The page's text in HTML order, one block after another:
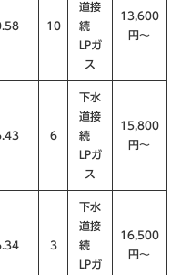
10
道接
続
LPガ
ス
13,600
円〜
６
下水
道接
続
LPガ
ス
15,800
円〜
３
下水
道接
続
LPガ
16,500
円〜